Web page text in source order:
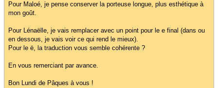
Pour Maloé, je pense conserver la porteuse longue, plus esthétique à
mon goût.
Pour Lénaëlle, je vais remplacer avec un point pour le e final (dans ou
en dessous, je vais voir ce qui rend le mieux).
Pour le ë, la traduction vous semble cohérente ?
En vous remerciant par avance.
Bon Lundi de Pâques à vous !